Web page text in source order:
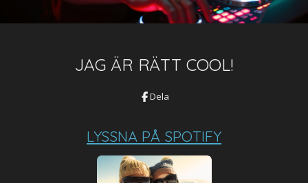
JAG ÄR RÄTT COOL!
Dela
LYSSNA PÅ SPOTIFY